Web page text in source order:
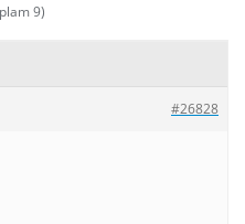
9)
#26828